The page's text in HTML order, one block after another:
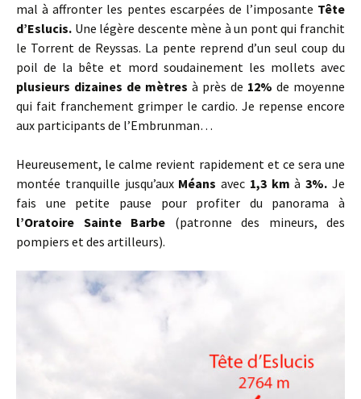
mal à affronter les pentes escarpées de l’imposante Tête
d’Eslucis. Une légère descente mène à un pont qui franchit
le Torrent de Reyssas. La pente reprend d’un seul coup du
poil de la bête et mord soudainement les mollets avec
plusieurs dizaines de mètres à près de 12% de moyenne
qui fait franchement grimper le cardio. Je repense encore
aux participants de l’Embrunman…
Heureusement, le calme revient rapidement et ce sera une
montée tranquille jusqu’aux Méans avec 1,3 km à3%. Je
fais une petite pause pour profiter du panorama à
l’Oratoire Sainte Barbe (patronne des mineurs, des
pompiers et des artilleurs).